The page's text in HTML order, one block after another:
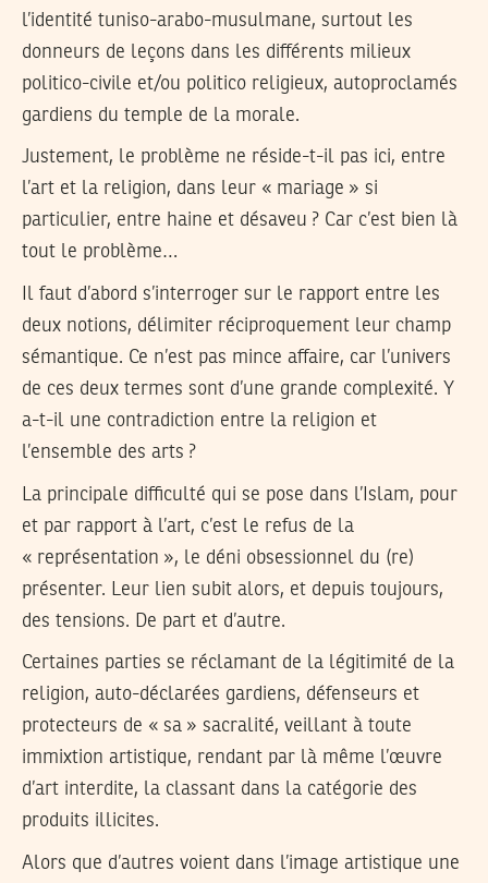
l’identité tuniso-arabo-musulmane, surtout les
donneurs de leçons dans les différents milieux
politico-civile et/ou politico religieux, autoproclamés
gardiens du temple de la morale.
Justement, le problème ne réside-t-il pas ici, entre
l’art et la religion, dans leur « mariage » si
particulier, entre haine et désaveu ? Car c’est bien là
tout le problème…
Il faut d’abord s’interroger sur le rapport entre les
deux notions, délimiter réciproquement leur champ
sémantique. Ce n’est pas mince affaire, car l’univers
de ces deux termes sont d’une grande complexité. Y
a-t-il une contradiction entre la religion et
l’ensemble des arts ?
La principale difficulté qui se pose dans l’Islam, pour
et par rapport à l’art, c’est le refus de la
« représentation », le déni obsessionnel du (re)
présenter. Leur lien subit alors, et depuis toujours,
des tensions. De part et d’autre.
Certaines parties se réclamant de la légitimité de la
religion, auto-déclarées gardiens, défenseurs et
protecteurs de « sa » sacralité, veillant à toute
immixtion artistique, rendant par là même l’œuvre
d’art interdite, la classant dans la catégorie des
produits illicites.
Alors que d’autres voient dans l’image artistique une